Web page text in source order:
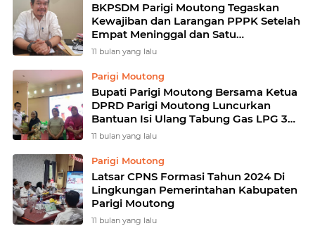
BKPSDM Parigi Moutong Tegaskan
Kewajiban dan Larangan PPPK Setelah
Empat Meninggal dan Satu
Mengundurkan Diri
11 bulan yang lalu
Parigi Moutong
Bupati Parigi Moutong Bersama Ketua
DPRD Parigi Moutong Luncurkan
Bantuan Isi Ulang Tabung Gas LPG 3
Kg untuk Masyarakat Miskin
11 bulan yang lalu
Parigi Moutong
Latsar CPNS Formasi Tahun 2024 Di
Lingkungan Pemerintahan Kabupaten
Parigi Moutong
11 bulan yang lalu